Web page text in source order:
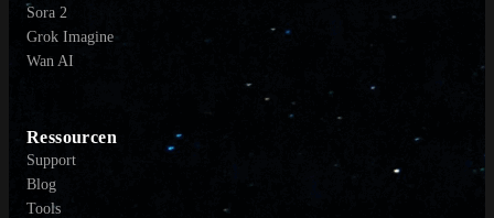
Sora 2
Grok Imagine
Wan AI
Ressourcen
Support
Blog
Tools